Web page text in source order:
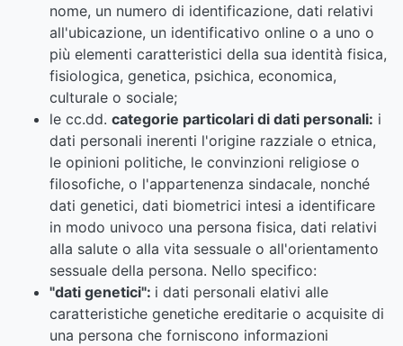
nome, un numero di identificazione, dati relativi
all'ubicazione, un identificativo online o a uno o
più elementi caratteristici della sua identità fisica,
fisiologica, genetica, psichica, economica,
culturale o sociale;
le cc.dd. categorie particolari di dati personali: i
dati personali inerenti l'origine razziale o etnica,
le opinioni politiche, le convinzioni religiose o
filosofiche, o l'appartenenza sindacale, nonché
dati genetici, dati biometrici intesi a identificare
in modo univoco una persona fisica, dati relativi
alla salute o alla vita sessuale o all'orientamento
sessuale della persona. Nello specifico:
"dati genetici": i dati personali elativi alle
caratteristiche genetiche ereditarie o acquisite di
una persona che forniscono informazioni